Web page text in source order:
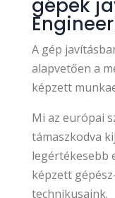
gépek
A gép
alapvetően a
képzett
Mi az európai
támaszkodva
legértékesebb
képzett
technikusaink.